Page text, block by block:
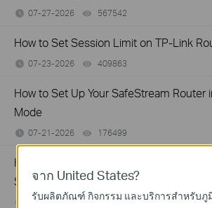
07-27-2026 567542
How to Set Session Limit on TP-Link
07-23-2026 409863
How to Set Up Your SafeStream Router
Mode
07-21-2026 176499
How to Set Up Port Forwarding Feature
SMB Router?
07-20-2026 1213058views
จาก United States?
รับผลิตภัณฑ์ กิจกรรม และบริการสำหรับ